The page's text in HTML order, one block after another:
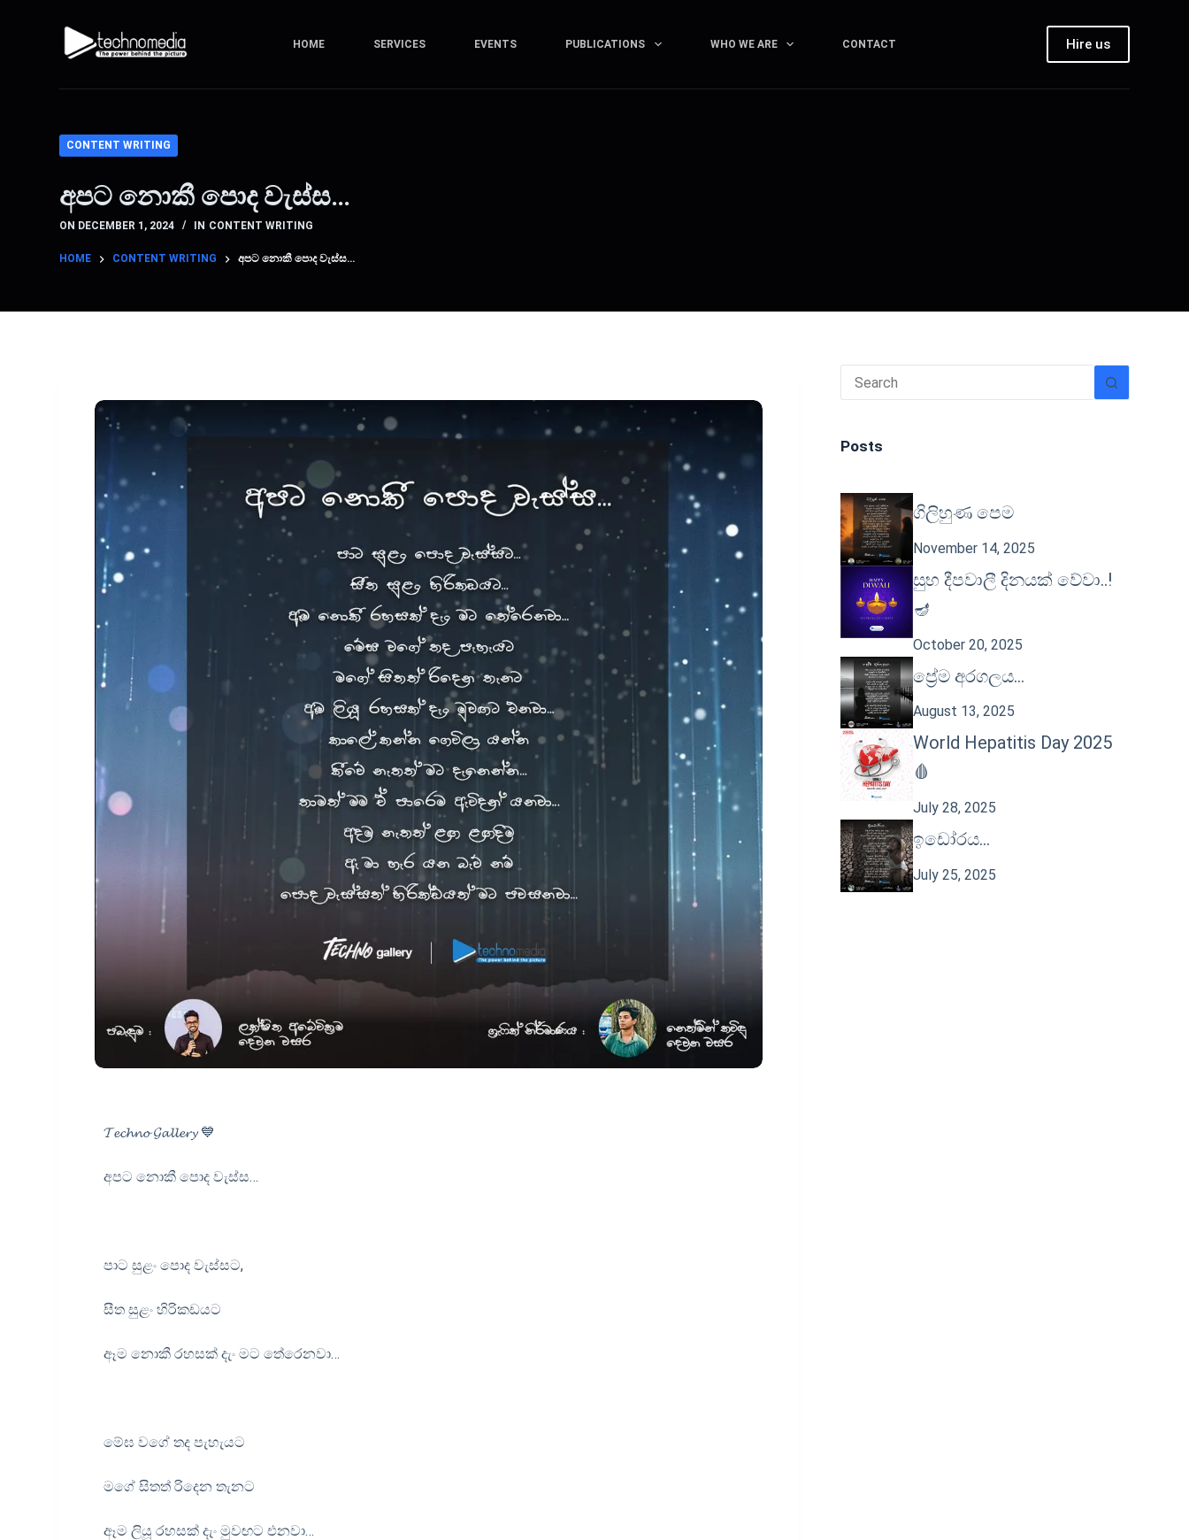
HOME SERVICES EVENTS PUBLICATIONS WHO WE ARE CONTACT Hire us
CONTENT WRITING
අපට නොකී පොද වැස්ස…
ON DECEMBER 1, 2024 IN CONTENT WRITING
HOME CONTENT WRITING අපට නොකී පොද වැස්ස…
𝓣𝓮𝓬𝓱𝓷𝓸 𝓖𝓪𝓵𝓵𝓮𝓻𝔂 💙
අපට නොකී පොද වැස්ස…
පාට සුළං පොද වැස්සට,
සීත සුළං හිරිකඩයට
ඈම නොකී රහසක් දැං මට තේරෙනවා…
මේඝ වගේ තද පැහැයට
මගේ සිතත් රිදෙන තැනට
ඈම ලියූ රහසක් දැං මුවඟට එනවා…
Posts
ගිලිහුණ පෙම
November 14, 2025
සුභ දීපවාලී දිනයක් වේවා..!
🪔
October 20, 2025
ප්‍රේම අරගලය…
August 13, 2025
World Hepatitis Day 2025
🩸
July 28, 2025
ඉඩෝරය…
July 25, 2025